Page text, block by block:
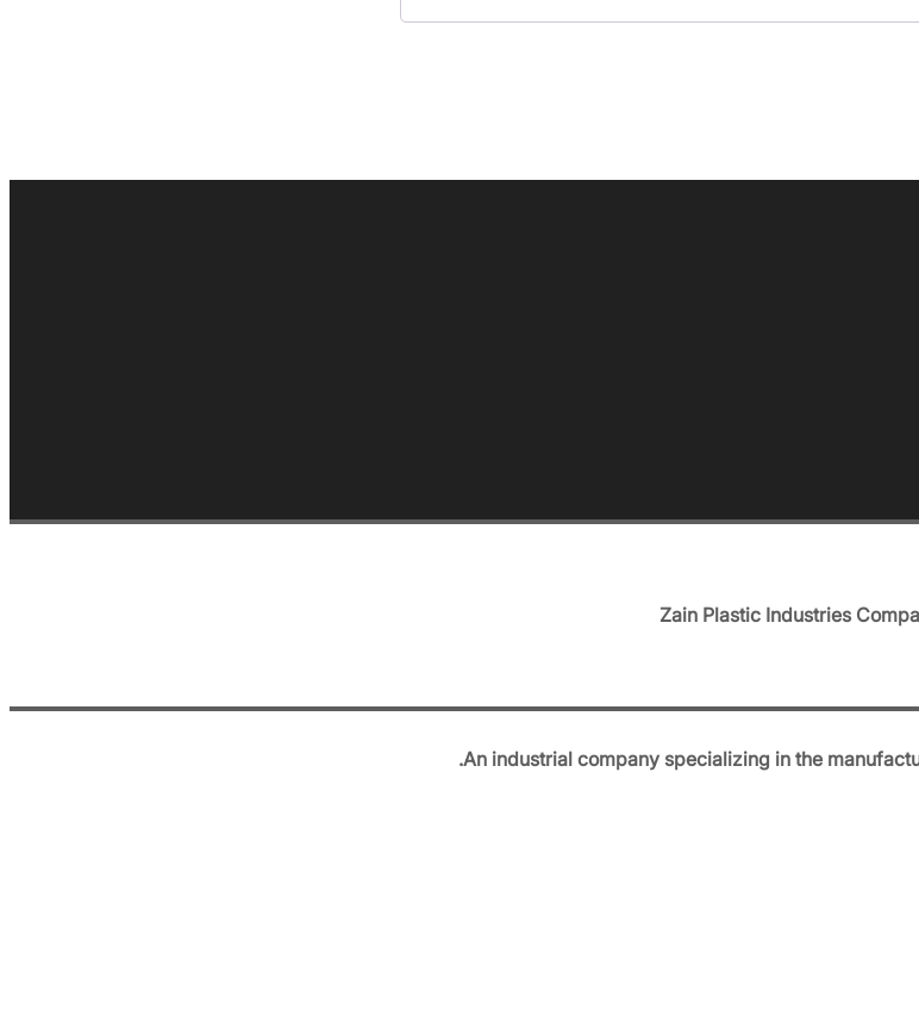
Zain Plastic Industries
An industrial company specializing in the